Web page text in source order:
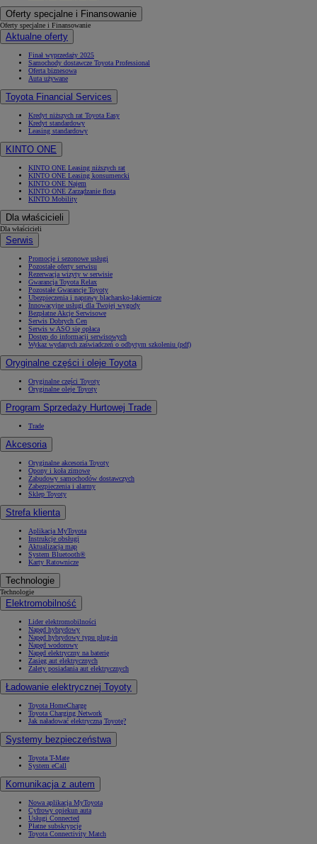
Oferty specjalne i Finansowanie
Oferty specjalne i Finansowanie
Aktualne oferty
Finał wyprzedaży 2025
Samochody dostawcze Toyota Professional
Oferta biznesowa
Auta używane
Toyota Financial Services
Kredyt niższych rat Toyota Easy
Kredyt standardowy
Leasing standardowy
KINTO ONE
KINTO ONE Leasing niższych rat
KINTO ONE Leasing konsumencki
KINTO ONE Najem
KINTO ONE Zarządzanie flotą
KINTO Mobility
Dla właścicieli
Dla właścicieli
Serwis
Promocje i sezonowe usługi
Pozostałe oferty serwisu
Rezerwacja wizyty w serwisie
Gwarancja Toyota Relax
Pozostałe Gwarancje Toyoty
Ubezpieczenia i naprawy blacharsko-lakiernicze
Innowacyjne usługi dla Twojej wygody
Bezpłatne Akcje Serwisowe
Serwis Dobrych Cen
Serwis w ASO się opłaca
Dostęp do informacji serwisowych
Wykaz wydanych zaświadczeń o odbytym szkoleniu (pdf)
Oryginalne części i oleje Toyota
Oryginalne części Toyoty
Oryginalne oleje Toyoty
Program Sprzedaży Hurtowej Trade
Trade
Akcesoria
Oryginalne akcesoria Toyoty
Opony i koła zimowe
Zabudowy samochodów dostawczych
Zabezpieczenia i alarmy
Sklep Toyoty
Strefa klienta
Aplikacja MyToyota
Instrukcje obsługi
Aktualizacja map
System Bluetooth®
Karty Ratownicze
Technologie
Technologie
Elektromobilność
Lider elektromobilności
Napęd hybrydowy
Napęd hybrydowy typu plug-in
Napęd wodorowy
Napęd elektryczny na baterię
Zasięg aut elektrycznych
Zalety posiadania aut elektrycznych
Ładowanie elektrycznej Toyoty
Toyota HomeCharge
Toyota Charging Network
Jak naładować elektryczną Toyotę?
Systemy bezpieczeństwa
Toyota T-Mate
System eCall
Komunikacja z autem
Nowa aplikacja MyToyota
Cyfrowy opiekun auta
Usługi Connected
Płatne subskrypcje
Toyota Connectivity Match